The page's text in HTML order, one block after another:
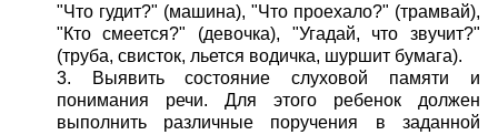
"Что гудит?" (машина), "Что проехало?" (трамвай),
"Кто смеется?" (девочка), "Угадай, что звучит?"
(труба, свисток, льется водичка, шуршит бумага).
3. Выявить состояние слуховой памяти и
понимания речи. Для этого ребенок должен
выполнить различные поручения в заданной